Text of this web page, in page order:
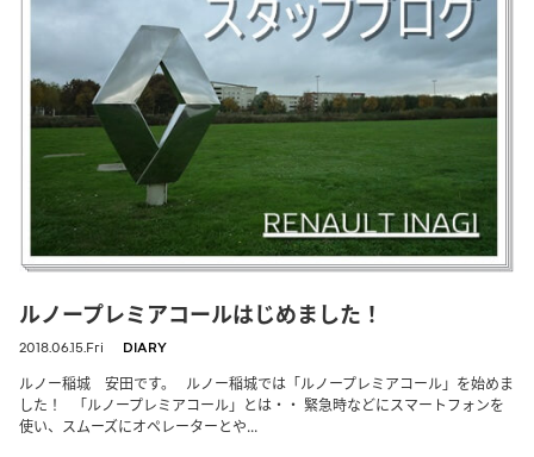
ルノープレミアコールはじめました！
2018.06.15.Fri DIARY
ルノー稲城 安田です。 ルノー稲城では「ルノープレミアコール」を始めま
した！ 「ルノープレミアコール」とは・・ 緊急時などにスマートフォンを
使い、スムーズにオペレーターとや...